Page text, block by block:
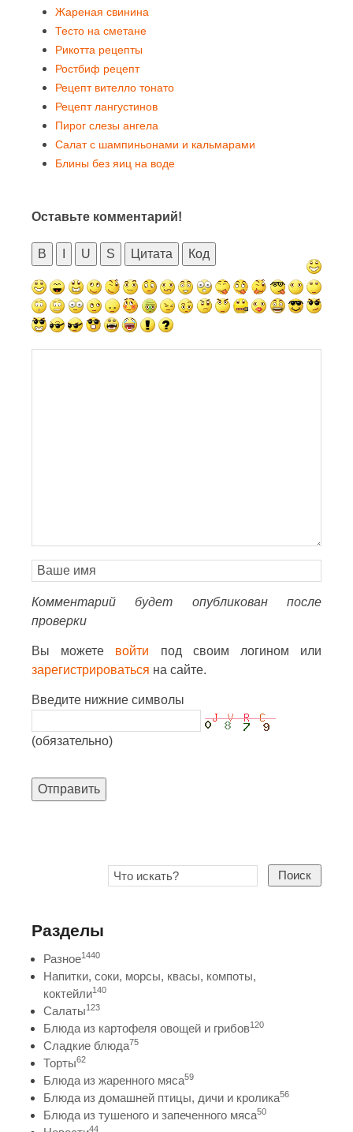
Жареная свинина
Тесто на сметане
Рикотта рецепты
Ростбиф рецепт
Рецепт вителло тонато
Рецепт лангустинов
Пирог слезы ангела
Салат с шампиньонами и кальмарами
Блины без яиц на воде
Оставьте комментарий!
B U S Цитата Код
Комментарий будет опубликован после
проверки
Вы можете войти под своим логином или
зарегистрироваться на сайте.
Введите нижние символы
(обязательно)
Отправить
Поиск
Разделы
Разное1440
Напитки, соки, морсы, квасы, компоты,
коктейли140
Салаты123
Блюда из картофеля овощей и грибов120
Сладкие блюда75
Торты62
Блюда из жаренного мяса59
Блюда из домашней птицы, дичи и кролика56
Блюда из тушеного и запеченного мяса50
44